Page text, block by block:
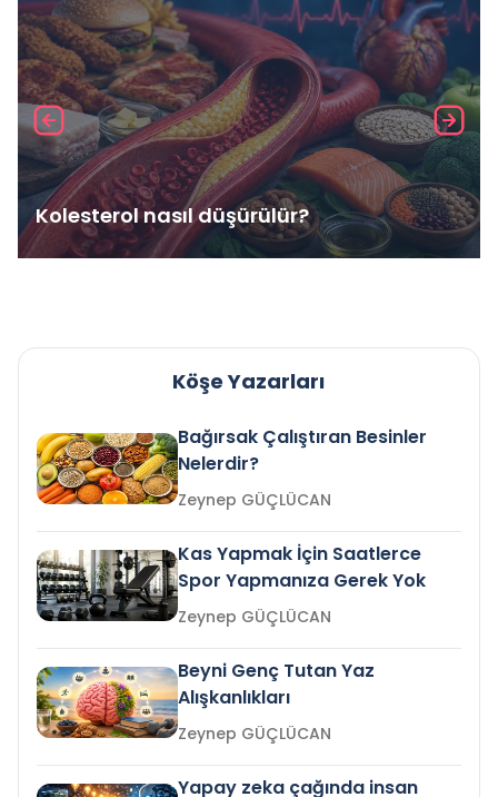
Kolesterol nasıl düşürülür?
Köşe Yazarları
Bağırsak Çalıştıran Besinler
Nelerdir?
Zeynep GÜÇLÜCAN
Kas Yapmak İçin Saatlerce
Spor Yapmanıza Gerek Yok
Zeynep GÜÇLÜCAN
Beyni Genç Tutan Yaz
Alışkanlıkları
Zeynep GÜÇLÜCAN
Yapay zeka çağında insan